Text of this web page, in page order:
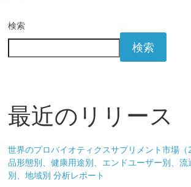
検索
検索
最近のリリース
世界のプロバイオティクスサプリメント市場
品形態別、健康用途別、エンドユーザー別、
別、地域別 分析レポート